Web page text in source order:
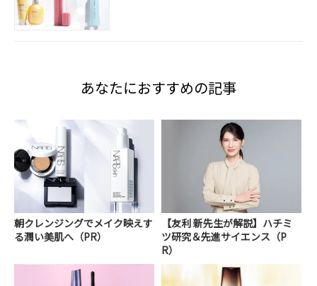
あなたにおすすめの記事
朝クレンジングでメイク映えす
る潤い美肌へ（PR）
【友利 新先生が解説】ハチミ
ツ研究＆先進サイエンス（P
R）